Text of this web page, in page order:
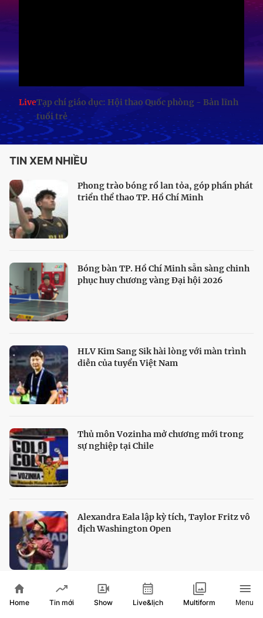
LiveTạp chí giáo dục: Hội thao Quốc phòng - Bản lĩnh
tuổi trẻ
TIN XEM NHIỀU
Phong trào bóng rổ lan tỏa, góp phần phát
triển thể thao TP. Hồ Chí Minh
Bóng bàn TP. Hồ Chí Minh sẵn sàng chinh
phục huy chương vàng Đại hội 2026
HLV Kim Sang Sik hài lòng với màn trình
diễn của tuyển Việt Nam
Thủ môn Vozinha mở chương mới trong
sự nghiệp tại Chile
Alexandra Eala lập kỳ tích, Taylor Fritz vô
địch Washington Open
HTV Show
Home Tin mới Show Live&lịch Multiform Menu